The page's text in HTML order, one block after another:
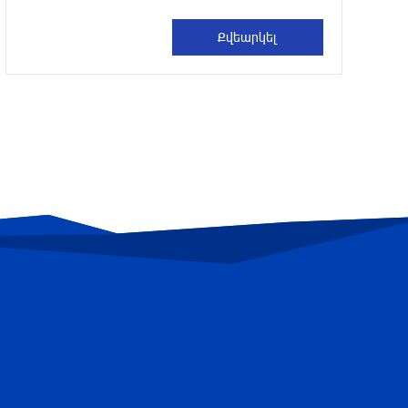
Կառավարությունը ազդարարել է
գյուղատնտեսությունը կորցնում իր
դիմադրողականությունը. «Փաստ»